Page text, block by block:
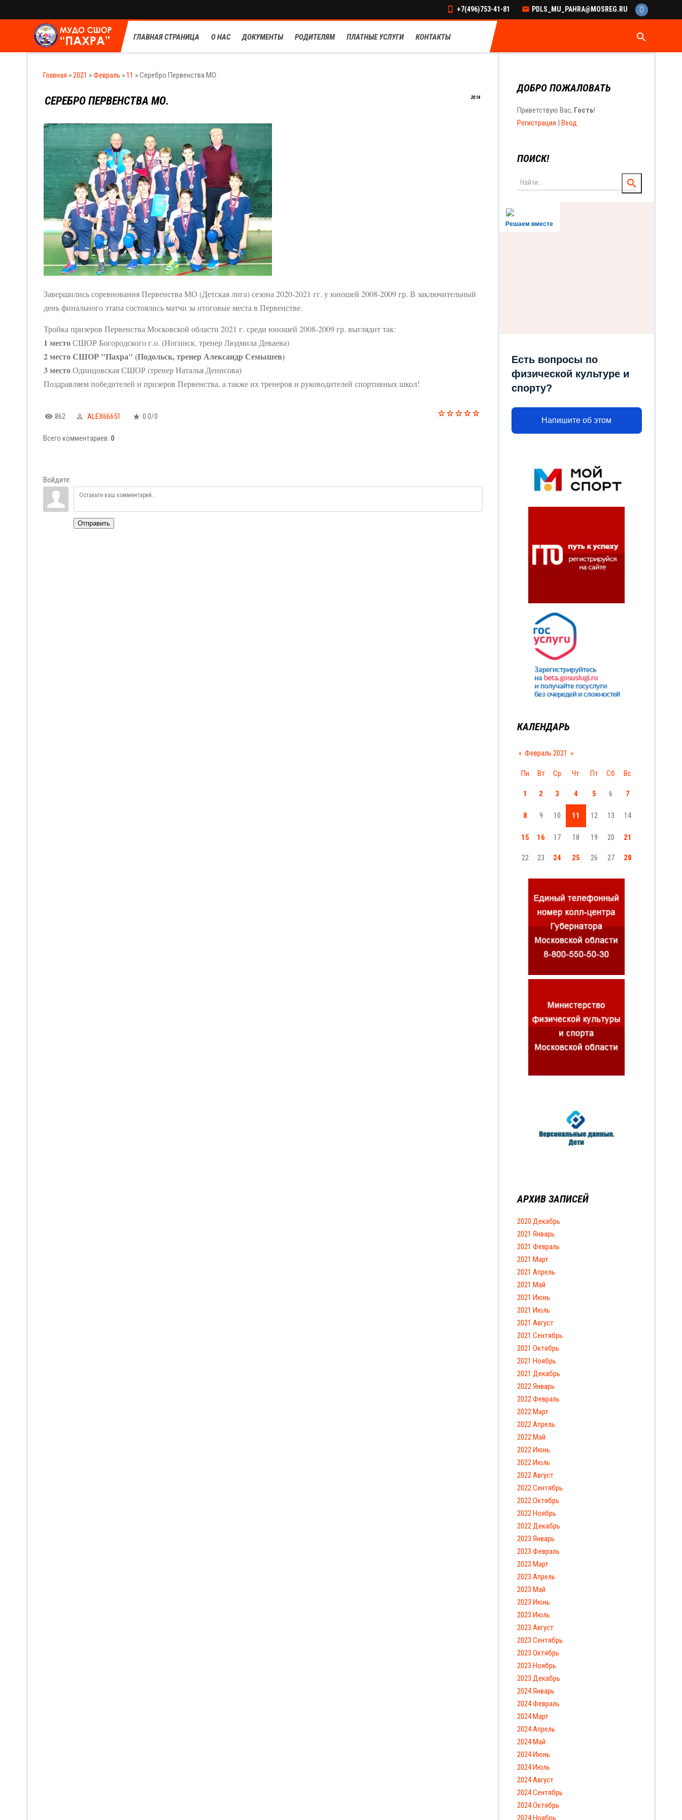
+7(496)753-41-81 PDLS_MU_PAHRA@MOSREG.RU
ГЛАВНАЯ СТРАНИЦА О НАС ДОКУМЕНТЫ РОДИТЕЛЯМ ПЛАТНЫЕ УСЛУГИ КОНТАКТЫ search
Главная »2021 »Февраль »11 » Серебро Первенства МО.
20:14
СЕРЕБРО ПЕРВЕНСТВА МО.
Завершились соревнования Первенства МО (Детская лига) сезона 2020-2021 гг. у юношей 2008-2009 гр. В заключительный
день финального этапа состоялись матчи за итоговые места в Первенстве.
Тройка призеров Первенства Московской области 2021 г. среди юношей 2008-2009 гр. выглядит так:
1 местоСШОР Богородского г.о. (Ногинск, тренер Людмила Деваева)
2 местоСШОР "Пахра" (Подольск, тренер Александр Семышев)
3 местоОдинцовская СШОР (тренер Наталья Денисова)
Поздравляем победителей и призеров Первенства, а также их тренеров и руководителей спортивных школ!
862 ALEX66651 0.0/0
Всего комментариев: 0
Войдите:
Отправить
ДОБРО ПОЖАЛОВАТЬ
Приветствую Вас, Гость!
Регистрация | Вход
ПОИСК!
Решаем вместе
Есть вопросы по
физической культуре и
спорту?
Напишите об этом
КАЛЕНДАРЬ
« Февраль 2021 »
Пн Вт Ср Чт Пт Сб Вс
1 2 3 4 5 6 7
8 9 10 11 12 13 14
15 16 17 18 19 20 21
22 23 24 25 26 27 28
АРХИВ ЗАПИСЕЙ
2020 Декабрь
2021 Январь
2021 Февраль
2021 Март
2021 Апрель
2021 Май
2021 Июнь
2021 Июль
2021 Август
2021 Сентябрь
2021 Октябрь
2021 Ноябрь
2021 Декабрь
2022 Январь
2022 Февраль
2022 Март
2022 Апрель
2022 Май
2022 Июнь
2022 Июль
2022 Август
2022 Сентябрь
2022 Октябрь
2022 Ноябрь
2022 Декабрь
2023 Январь
2023 Февраль
2023 Март
2023 Апрель
2023 Май
2023 Июнь
2023 Июль
2023 Август
2023 Сентябрь
2023 Октябрь
2023 Ноябрь
2023 Декабрь
2024 Январь
2024 Февраль
2024 Март
2024 Апрель
2024 Май
2024 Июнь
2024 Июль
2024 Август
2024 Сентябрь
2024 Октябрь
2024 Ноябрь